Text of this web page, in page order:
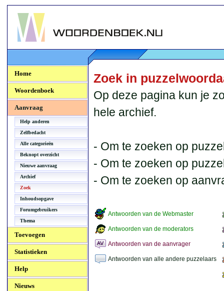
Woordenboek.NU
Home
Woordenboek
Aanvraag
Help anderen
Zelfbedacht
Alle categorieën
Beknopt overzicht
Nieuwe aanvraag
Archief
Zoek
Inhoudsopgave
Forumgebruikers
Thema
Toevoegen
Statistieken
Help
Nieuws
Zoek in
Op deze pagina kun je
hele archief.
- Om te zoeken op
- Om te zoeken op
- Om te zoeken op
Antwoorden van de Webmaster
Antwoorden van de moderators
Antwoorden van de aanvrager
Antwoorden van alle andere puzzelaars